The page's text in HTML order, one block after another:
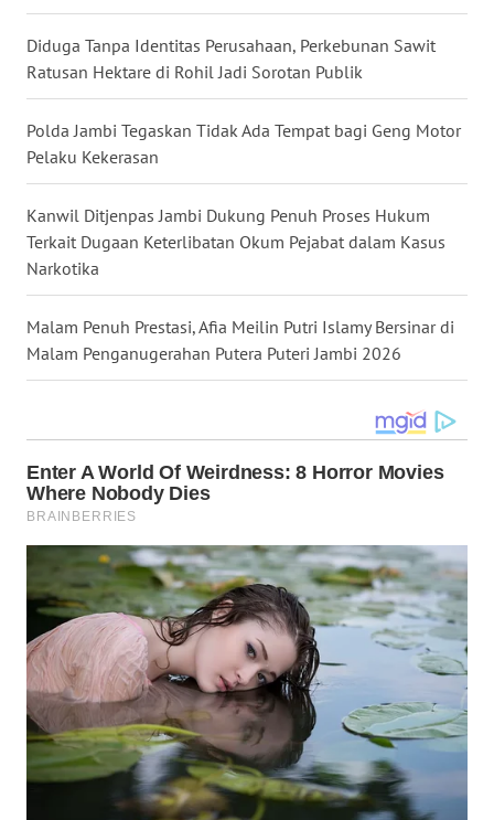
Diduga Tanpa Identitas Perusahaan, Perkebunan Sawit
Ratusan Hektare di Rohil Jadi Sorotan Publik
Polda Jambi Tegaskan Tidak Ada Tempat bagi Geng Motor
Pelaku Kekerasan
Kanwil Ditjenpas Jambi Dukung Penuh Proses Hukum
Terkait Dugaan Keterlibatan Okum Pejabat dalam Kasus
Narkotika
Malam Penuh Prestasi, Afia Meilin Putri Islamy Bersinar di
Malam Penganugerahan Putera Puteri Jambi 2026
WN
WN
KALTIM
WN
SULSEL
WN
GORONTALO
SULUT
WN
MALUKU
WN
MALUT
WN
DAIRI
WN
DANAU
TOBA